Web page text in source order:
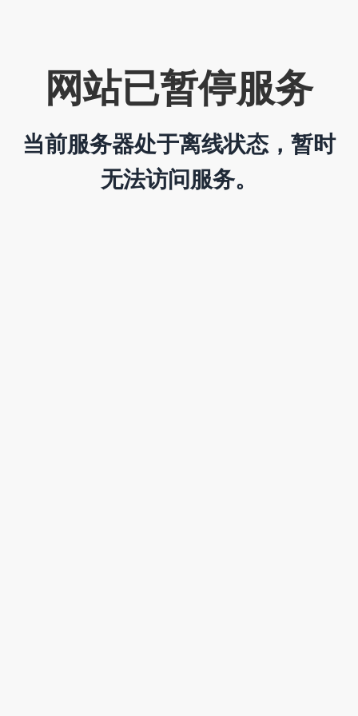
网站已暂停服务
当前服务器处于离线状态，暂时
无法访问服务。